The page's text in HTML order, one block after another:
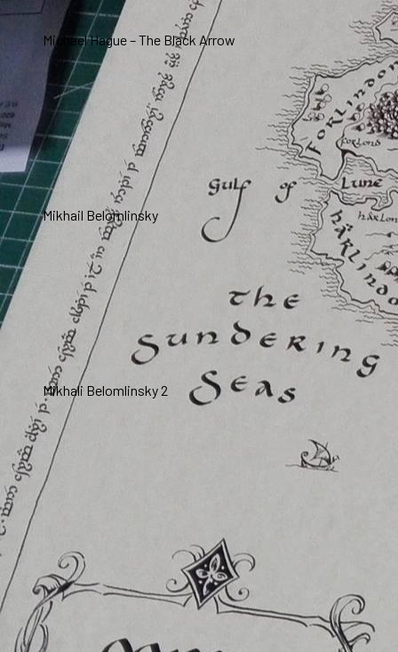
Michael Hague – The Black Arrow
Mikhail Belomlinsky
Mikhali Belomlinsky 2